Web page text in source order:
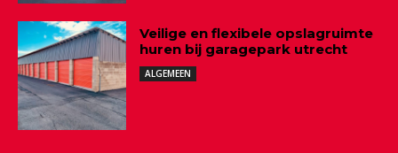
Veilige en flexibele opslagruimte
huren bij garagepark utrecht
ALGEMEEN